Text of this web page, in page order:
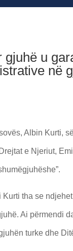
gjuhë u
në
Albin Kurti,
e Njeriut,
tha se
Ai përmendi
turke dhe